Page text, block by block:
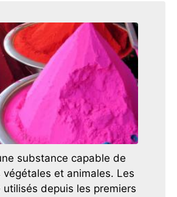
substance capable de
et animales. Les
depuis les premiers